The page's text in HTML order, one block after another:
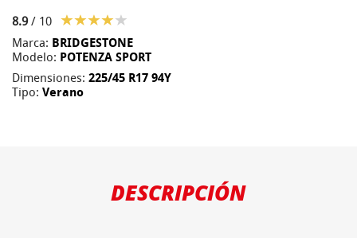
8.9/ 10
Marca: BRIDGESTONE
Modelo: POTENZA SPORT
Dimensiones: 225/45 R17 94Y
Tipo: Verano
DESCRIPCIÓN